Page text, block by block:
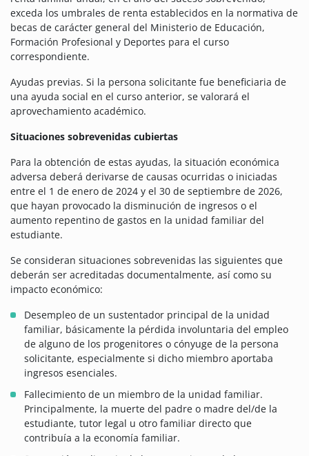
exceda los umbrales de renta establecidos en la normativa de
becas de carácter general del Ministerio de Educación,
Formación Profesional y Deportes para el curso
correspondiente.
Ayudas previas. Si la persona solicitante fue beneficiaria de
una ayuda social en el curso anterior, se valorará el
aprovechamiento académico.
Situaciones sobrevenidas cubiertas
Para la obtención de estas ayudas, la situación económica
adversa deberá derivarse de causas ocurridas o iniciadas
entre el 1 de enero de 2024 y el 30 de septiembre de 2026,
que hayan provocado la disminución de ingresos o el
aumento repentino de gastos en la unidad familiar del
estudiante.
Se consideran situaciones sobrevenidas las siguientes que
deberán ser acreditadas documentalmente, así como su
impacto económico:
Desempleo de un sustentador principal de la unidad
familiar, básicamente la pérdida involuntaria del empleo
de alguno de los progenitores o cónyuge de la persona
solicitante, especialmente si dicho miembro aportaba
ingresos esenciales.
Fallecimiento de un miembro de la unidad familiar.
Principalmente, la muerte del padre o madre del/de la
estudiante, tutor legal u otro familiar directo que
contribuía a la economía familiar.